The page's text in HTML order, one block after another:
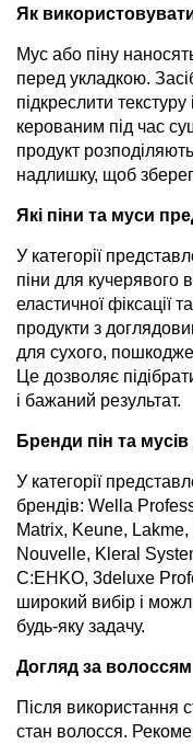
Як
Мус або піну
перед укладкою.
підкреслити
керованим під час
продукт
надлишку, щоб
Які піни та муси
У категорії
піни для кучерявого
еластичної фіксації
продукти з
для сухого,
Це дозволяє
і бажаний результат.
Бренди пін та
У категорії
брендів: Wella
Matrix, Keune,
Nouvelle, Kleral
C:EHKO, 3deluxe
широкий вибір і
будь-яку задачу.
Догляд за волоссям
Після використання
стан волосся.